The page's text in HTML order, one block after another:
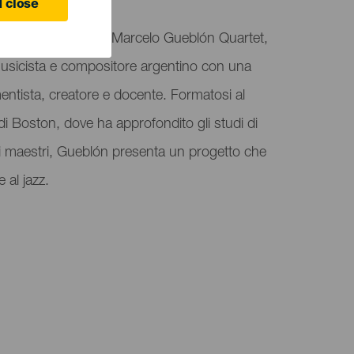
close
accoglie il Marcelo Gueblón Quartet,
e compositore argentino con una
creatore e docente. Formatosi al
Boston, dove ha approfondito gli studi di
maestri, Gueblón presenta un progetto che
al jazz.